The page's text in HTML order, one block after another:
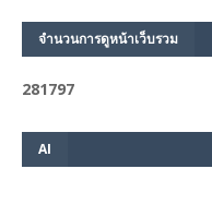
จำนวนการดูหน้าเว็บรวม
281797
AI